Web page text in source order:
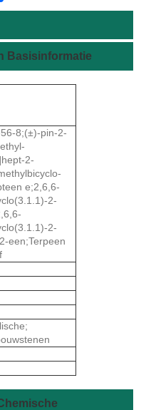
Basisinformatie
8;(±)-pin-2-
2-
e;2,6,6-
2-
2-
een;Terpeen